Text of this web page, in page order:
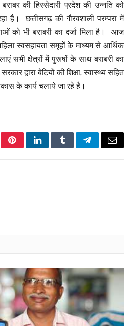
की हिस्सेदारी प्रदेश की उन्नति को
है। छत्तीसगढ़ की गौरवशाली परम्परा में
को भी बराबरी का दर्जा मिला है। आज
स्वसहायता समूहों के माध्यम से आर्थिक
सभी क्षेत्रों में पुरूषों के साथ बराबरी का
द्वारा बेटियों की शिक्षा, स्वास्थ्य सहित
के कार्य चलाये जा रहे है।
PinterestLinkedInTumblrTelegramEmail